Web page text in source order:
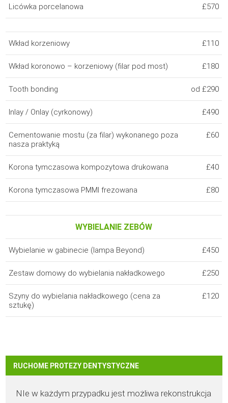
Licówka porcelanowa £570
Wkład korzeniowy £110
Wkład koronowo – korzeniowy (filar pod most) £180
Tooth bonding od £290
Inlay / Onlay (cyrkonowy) £490
Cementowanie mostu (za filar) wykonanego poza
nasza praktyką
£60
Korona tymczasowa kompozytowa drukowana £40
Korona tymczasowa PMMI frezowana £80
WYBIELANIE ZEBÓW
Wybielanie w gabinecie (lampa Beyond) £450
Zestaw domowy do wybielania nakładkowego £250
Szyny do wybielania nakładkowego (cena za
sztukę)
£120
RUCHOME PROTEZY DENTYSTYCZNE
NIe w każdym przypadku jest możliwa rekonstrukcja